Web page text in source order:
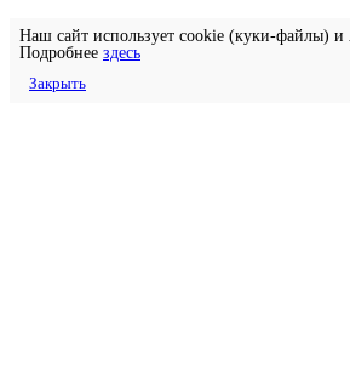
Наш сайт использует cookie (куки-файлы) и
Подробнее здесь
Закрыть